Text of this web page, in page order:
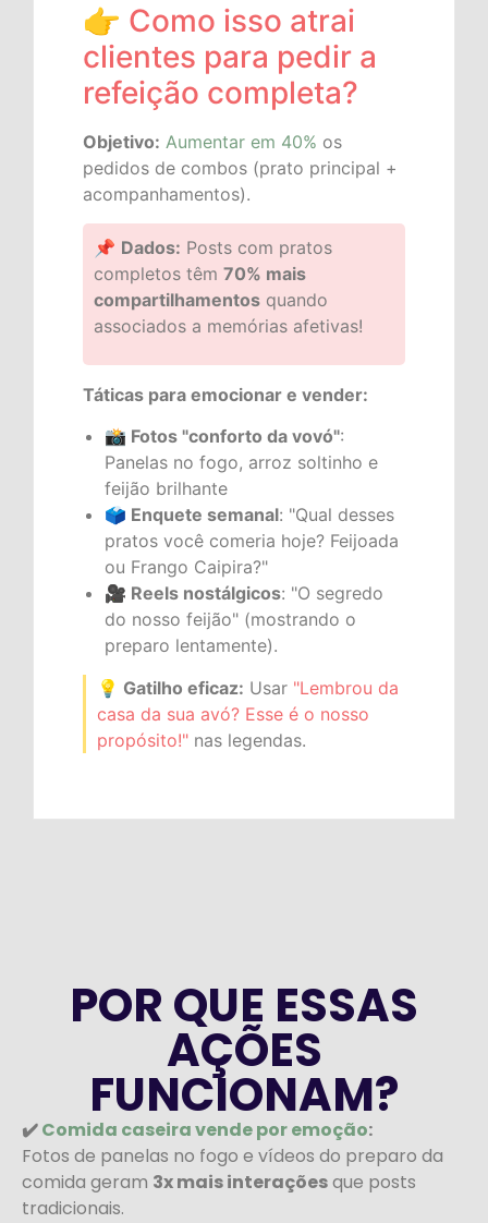
👉 Como isso atrai
clientes para pedir a
refeição completa?
Objetivo: Aumentar em 40% os
pedidos de combos (prato principal +
acompanhamentos).
📌 Dados: Posts com pratos
completos têm 70% mais
compartilhamentos quando
associados a memórias afetivas!
Táticas para emocionar e vender:
📸 Fotos "conforto da vovó":
Panelas no fogo, arroz soltinho e
feijão brilhante
🗳️ Enquete semanal: "Qual desses
pratos você comeria hoje? Feijoada
ou Frango Caipira?"
🎥 Reels nostálgicos: "O segredo
do nosso feijão" (mostrando o
preparo lentamente).
💡 Gatilho eficaz: Usar "Lembrou da
casa da sua avó? Esse é o nosso
propósito!" nas legendas.
POR QUE ESSAS
AÇÕES
FUNCIONAM?
✔️Comida caseira vende por emoção:
Fotos de panelas no fogo e vídeos do preparo da
comida geram 3x mais interaçõesque posts
tradicionais.